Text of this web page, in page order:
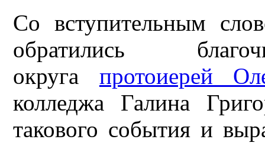
Со вступительным
обратились
округа протоиерей
колледжа Галина
такового события и